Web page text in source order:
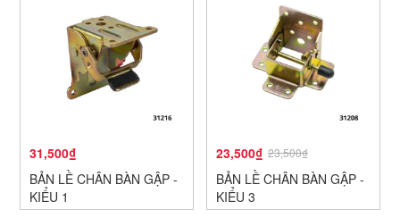
31,500₫
BẢN LỀ CHÂN BÀN GẬP -
KIỂU 1
23,500₫ 23,500₫
BẢN LỀ CHÂN BÀN GẬP -
KIỂU 3